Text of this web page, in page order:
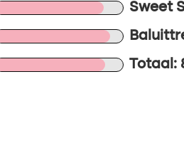
Sweet
Totaal: